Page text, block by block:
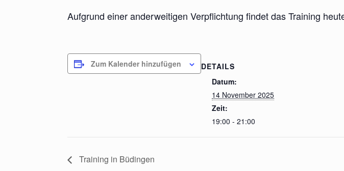
Aufgrund einer anderweitigen Verpflichtung findet das Training
Zum Kalender hinzufügen
DETAILS
Datum:
14 November 2025
Zeit:
19:00 - 21:00
Training in Büdingen